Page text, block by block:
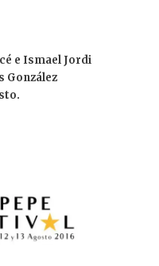
e Ismael Jordi
González